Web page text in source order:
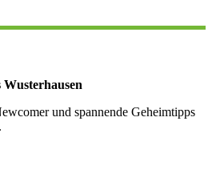
Wusterhausen
und spannende Geheimtipps